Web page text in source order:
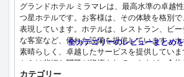
グランドホテル ミラマレは、最高水準の卓越
つ星ホテルです。お客様は、その体験を格別
表現しています。ホテルは、レストラン、ビ
な客室など、優れた設備を提供しています。
素晴らしく、卓越したサービスを提供してい
からは些細な問題が指摘されていますが、全体
上回り、忘れられない休暇に強くお勧めできま
全カテゴリーのレビューまとめ
カテゴリー